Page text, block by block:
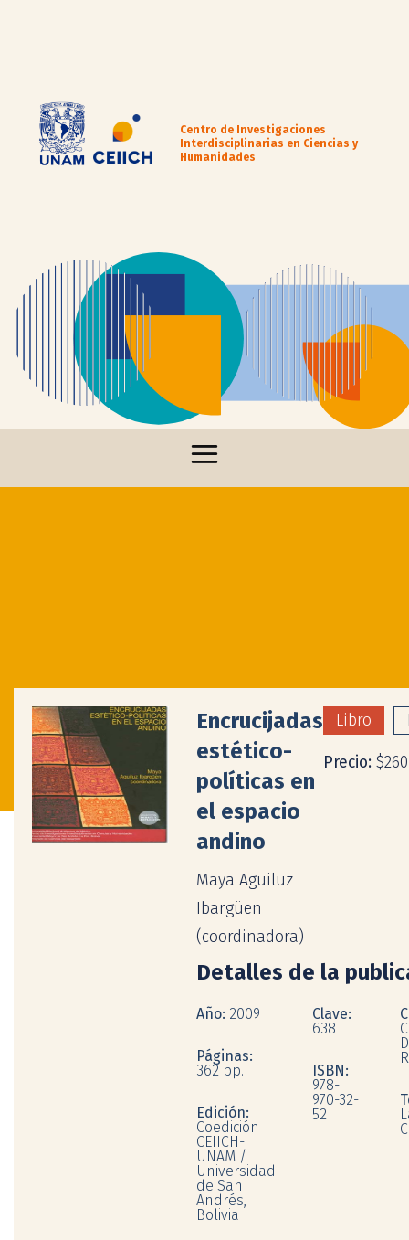
Centro de Investigaciones
Interdisciplinarias en Ciencias y
Humanidades
Encrucijadas
estético-
políticas en
el espacio
andino
Maya Aguiluz
Ibargüen
(coordinadora)
Libro
Precio: $260
Detalles de la
Año: 2009
Páginas:
362 pp.
Edición:
Coedición
CEIICH-
UNAM /
Universidad
de San
Andrés,
Bolivia
Clave:
638
ISBN:
978-
970-32-
52